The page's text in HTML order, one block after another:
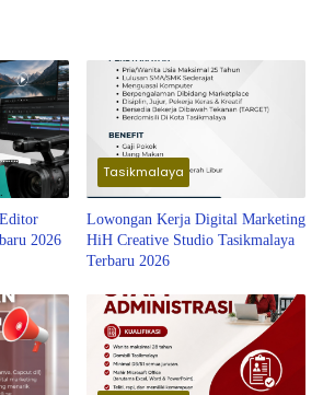
2026
Tasikmalaya
Lowongan Kerja Digital Marketing
HiH Creative Studio Tasikmalaya
Terbaru 2026